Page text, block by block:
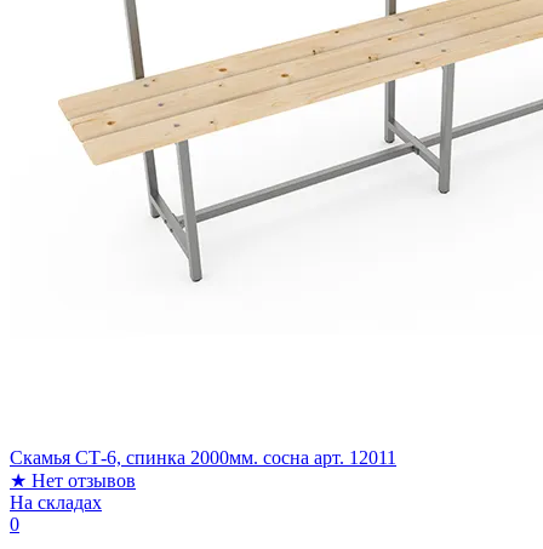
Скамья СТ-6, спинка 2000мм. сосна арт. 12011
★ Нет отзывов
На складах
0